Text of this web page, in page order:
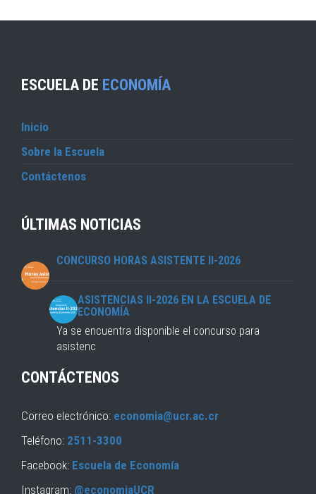
ESCUELA DE ECONOMÍA
Inicio
Sobre la Escuela
Contáctenos
ÚLTIMAS NOTICIAS
CONCURSO HORAS ASISTENTE II-2026
ASISTENCIAS II-2026 EN LA ESCUELA DE
ECONOMÍA
Ya se encuentra disponible el concurso para
asistenc
CONTÁCTENOS
Correo electrónico: economia@ucr.ac.cr
Teléfono: 2511-3300
Facebook: Escuela de Economía
Instagram: @economiaUCR